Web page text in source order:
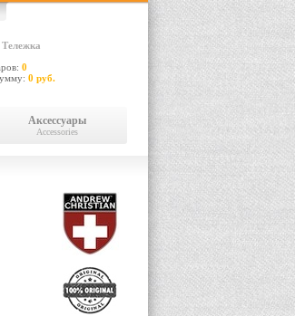
Тележка
0
0 руб.
Аксессуары
Accessories